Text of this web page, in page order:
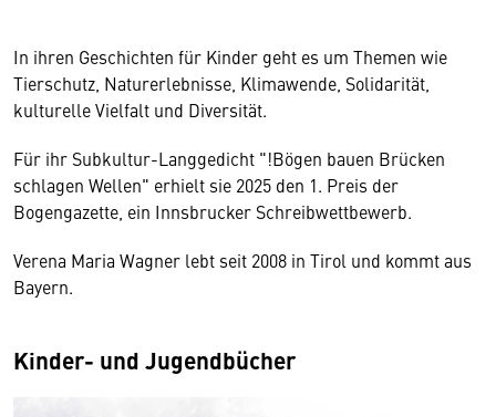
In ihren Geschichten für Kinder geht es um Themen wie
Tierschutz, Naturerlebnisse, Klimawende, Solidarität,
kulturelle Vielfalt und Diversität.
Für ihr Subkultur-Langgedicht "!Bögen bauen Brücken
schlagen Wellen" erhielt sie 2025 den 1. Preis der
Bogengazette, ein Innsbrucker Schreibwettbewerb.
Verena Maria Wagner lebt seit 2008 in Tirol und kommt aus
Bayern.
Kinder- und Jugendbücher